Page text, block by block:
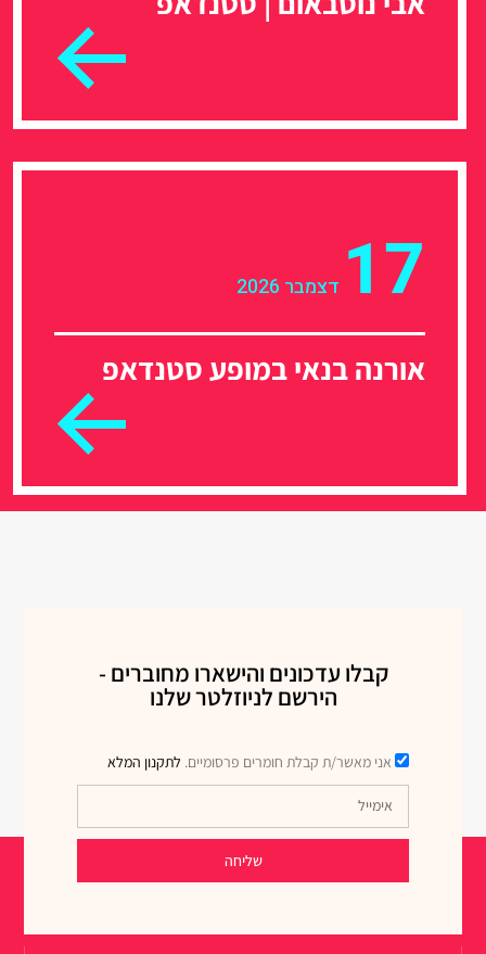
17 דצמבר 2026
אורנה בנאי במופע סטנדאפ
קבלו עדכונים והישארו מחוברים -
הירשם לניוזלטר שלנו
אני מאשר/ת קבלת חומרים פרסומיים. לתקנון המלא
שליחה